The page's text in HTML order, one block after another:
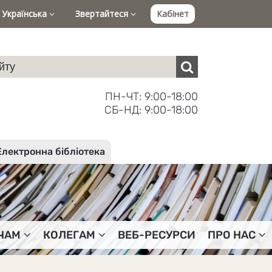
Українська Звертайтеся Кабінет
ПН-ЧТ: 9:00-18:00
СБ-НД: 9:00-18:00
бібліотека
КОЛЕГАМ ВЕБ-РЕСУРСИ ПРО НАС